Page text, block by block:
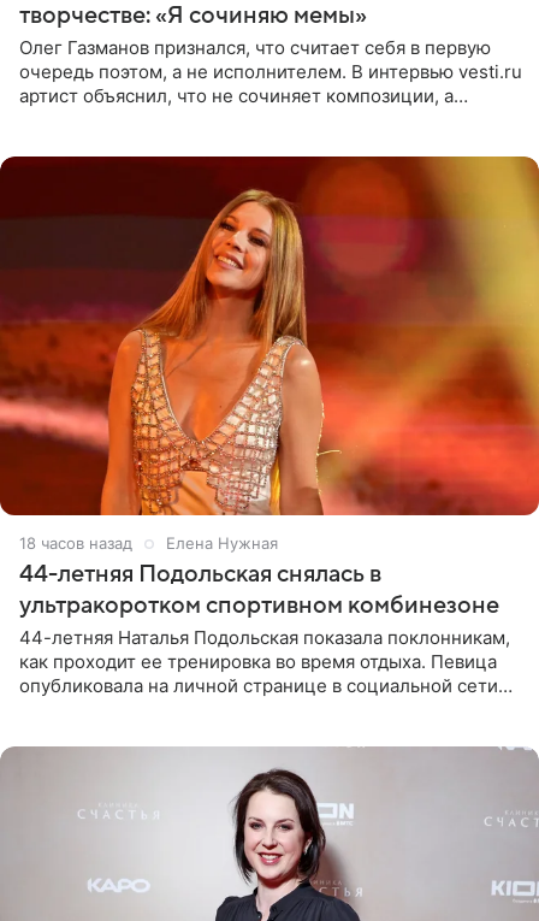
творчестве: «Я сочиняю мемы»
Олег Газманов признался, что считает себя в первую
очередь поэтом, а не исполнителем. В интервью vesti.ru
артист объяснил, что не сочиняет композиции, а
18 часов назад Елена Нужная
44-летняя Подольская снялась в
ультракоротком спортивном комбинезоне
44-летняя Наталья Подольская показала поклонникам,
как проходит ее тренировка во время отдыха. Певица
опубликовала на личной странице в социальной сети